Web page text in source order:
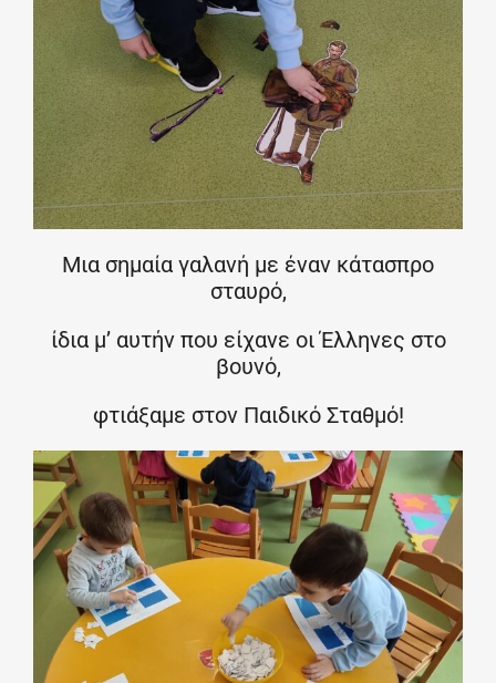
Μια σημαία γαλανή με έναν κάτασπρο
σταυρό,
ίδια μ’ αυτήν που είχανε οι Έλληνες στο
βουνό,
φτιάξαμε στον Παιδικό Σταθμό!